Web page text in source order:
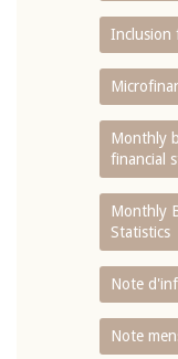
Inclusion
Monthly
financial
Monthly
Statistics
Note
Note